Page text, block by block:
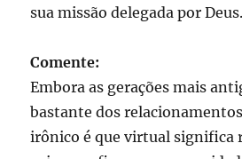
sua missão delegada por Deus.
Comente:
Embora as gerações mais
bastante dos
irônico é que virtual significa